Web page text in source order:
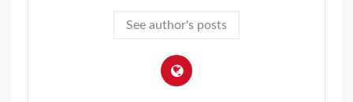
See author's posts